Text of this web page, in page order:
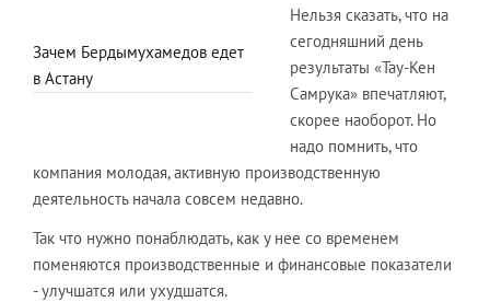
Зачем Бердымухамедов едет
в Астану
Нельзя сказать, что на
сегодняшний день
результаты «Тау-Кен
Самрука» впечатляют,
скорее наоборот. Но
надо помнить, что
компания молодая, активную производственную
деятельность начала совсем недавно.
Так что нужно понаблюдать, как у нее со временем
поменяются производственные и финансовые показатели
- улучшатся или ухудшатся.